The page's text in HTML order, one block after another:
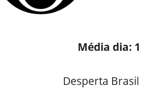
Média dia:
Desperta Brasil